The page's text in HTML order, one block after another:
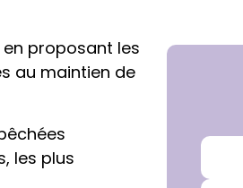
proposant les
au maintien de
les plus